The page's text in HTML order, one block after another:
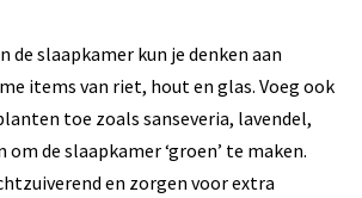
de slaapkamer kun je denken aan
items van riet, hout en glas. Voeg ook
toe zoals sanseveria, lavendel,
om de slaapkamer ‘groen’ te maken.
en zorgen voor extra